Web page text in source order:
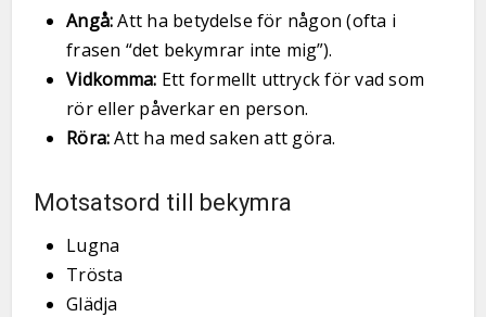
Angå:Att ha betydelse för någon (ofta i
frasen “det bekymrar inte mig”).
Vidkomma: Ett formellt uttryck för vad som
rör eller påverkar en person.
Röra:Att ha med saken att göra.
Motsatsord till bekymra
Lugna
Trösta
Glädja